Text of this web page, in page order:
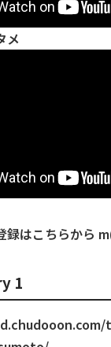
メ
録はこちらから
1